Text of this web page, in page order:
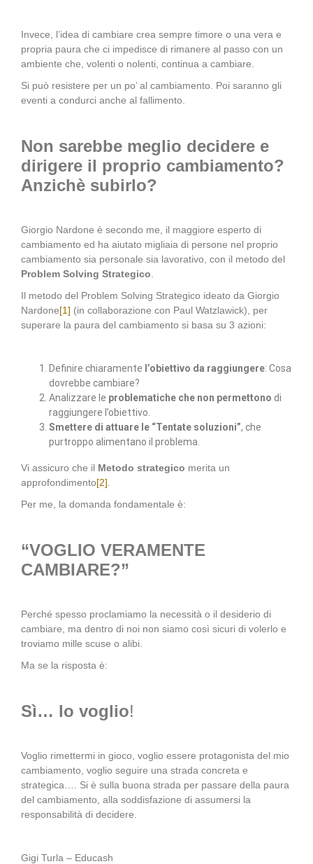
Invece, l’idea di cambiare crea sempre timore o una vera e
propria paura che ci impedisce di rimanere al passo con un
ambiente che, volenti o nolenti, continua a cambiare.
Si può resistere per un po’ al cambiamento. Poi saranno gli
eventi a condurci anche al fallimento.
Non sarebbe meglio decidere e
dirigere il proprio cambiamento?
Anzichè subirlo?
Giorgio Nardone è secondo me, il maggiore esperto di
cambiamento ed ha aiutato migliaia di persone nel proprio
cambiamento sia personale sia lavorativo, con il metodo del
Problem Solving Strategico
Il metodo del Problem Solving Strategico ideato da Giorgio
Nardone[1] (in collaborazione con Paul Watzlawick), per
superare la paura del cambiamento si basa su 3 azioni:
Definire chiaramente l’obiettivo da raggiungere: Cosa
dovrebbe cambiare?
Analizzare le problematiche che non permettono di
raggiungere l’obiettivo.
Smettere di attuare le “Tentate soluzioni”, che
purtroppo alimentano il problema.
Vi assicuro che il Metodo strategico merita un
approfondimento[2]
Per me, la domanda fondamentale è:
“VOGLIO VERAMENTE
CAMBIARE?”
Perché spesso proclamiamo la necessità o il desiderio di
cambiare, ma dentro di noi non siamo così sicuri di volerlo e
troviamo mille scuse o alibi.
Ma se la risposta è:
Sì… lo voglio!
Voglio rimettermi in gioco, voglio essere protagonista del mio
cambiamento, voglio seguire una strada concreta e
strategica…. Si è sulla buona strada per passare della paura
del cambiamento, alla soddisfazione di assumersi la
responsabilità di decidere.
Gigi Turla – Educash